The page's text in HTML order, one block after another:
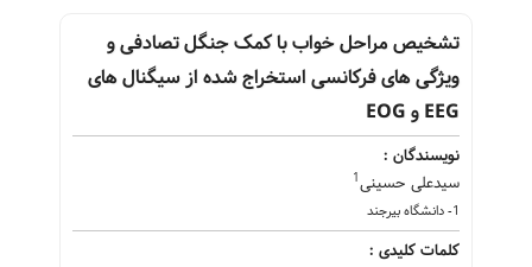
تشخیص مراحل خواب با کمک جنگل تصادفی و
ویژگی های فرکانسی استخراج شده از سیگنال های
EEG و EOG
نویسندگان :
سیدعلی حسینی1
1- دانشگاه بیرجند
کلمات کلیدی :